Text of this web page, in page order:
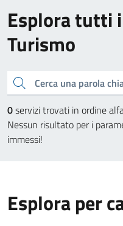
Esplora tutti
Turismo
Cerca una parola chiave
0servizi trovati in ordine
Nessun risultato per i
immessi!
Esplora per